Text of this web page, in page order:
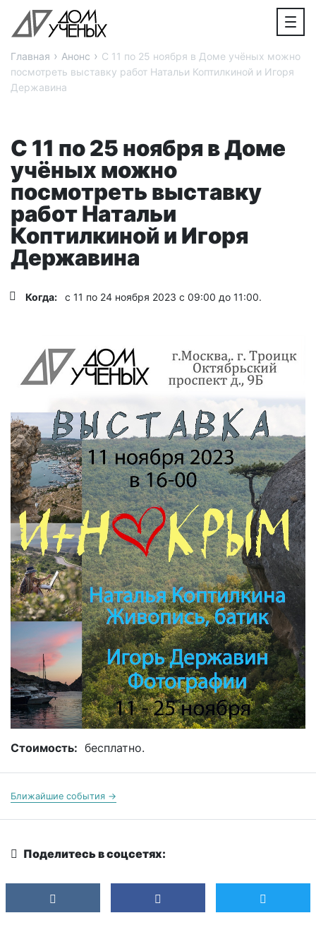
Главная › Анонс › С 11 по 25 ноября в Доме учёных можно
посмотреть выставку работ Натальи Коптилкиной и Игоря
Державина
С 11 по 25 ноября в Доме
учёных можно
посмотреть выставку
работ Натальи
Коптилкиной и Игоря
Державина
Когда: с 11 по 24 ноября 2023 с 09:00 до 11:00.
Стоимость: бесплатно.
Ближайшие события →
Поделитесь в соцсетях: